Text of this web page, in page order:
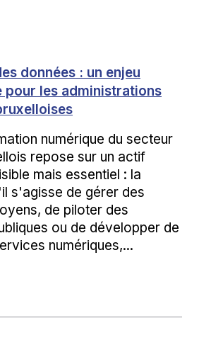
données : un enjeu
pour les administrations
numérique du secteur
repose sur un actif
mais essentiel : la
s'agisse de gérer des
de piloter des
ou de développer de
numériques,...